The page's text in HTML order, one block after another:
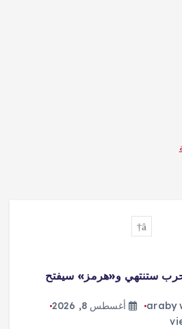
ستنتهي و«هرمز» سيفتح
araby
أغسطس 8, 2026